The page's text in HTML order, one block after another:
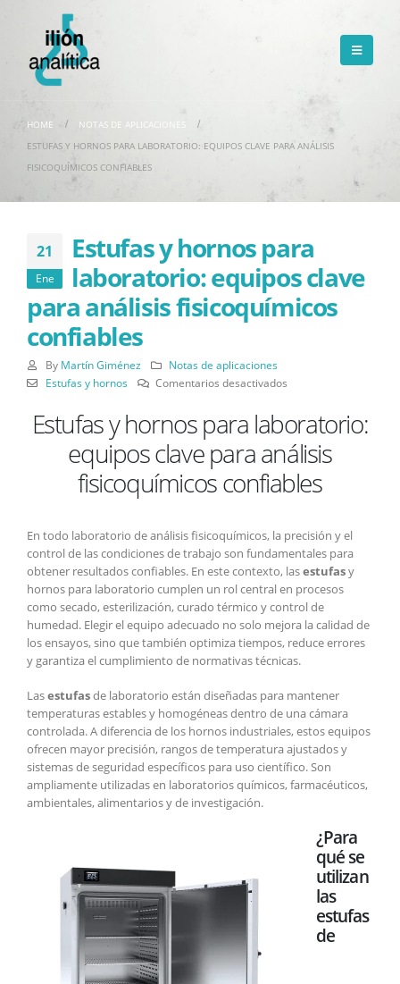
HOME
NOTAS DE APLICACIONES
ESTUFAS Y HORNOS PARA LABORATORIO: EQUIPOS CLAVE PARA ANÁLISIS
FISICOQUÍMICOS CONFIABLES
21
Ene
Estufas y hornos para
laboratorio: equipos clave
para análisis fisicoquímicos
confiables
By Martín Giménez
Notas de aplicaciones
Estufas y hornos
Comentarios desactivados
y
hornos
para
laboratorio:
equipos
análisis
fisicoquímicos
confiables
Estufas y hornos para laboratorio:
equipos clave para análisis
fisicoquímicos confiables
En todo laboratorio de análisis fisicoquímicos, la precisión y el
control de las condiciones de trabajo son fundamentales para
obtener resultados confiables. En este contexto, lasestufasy
hornos para laboratorio cumplen un rol central en procesos
como secado, esterilización, curado térmico y control de
humedad. Elegir el equipo adecuado no solo mejora la calidad de
los ensayos, sino que también optimiza tiempos, reduce errores
y garantiza el cumplimiento de normativas técnicas.
Lasestufasde laboratorio están diseñadas para mantener
temperaturas estables y homogéneas dentro de una cámara
controlada. A diferencia de los hornos industriales, estos equipos
ofrecen mayor precisión, rangos de temperatura ajustados y
sistemas de seguridad específicos para uso científico. Son
ampliamente utilizadas en laboratorios químicos, farmacéuticos,
ambientales, alimentarios y de investigación.
¿Para
qué se
utilizan
las
estufas
de